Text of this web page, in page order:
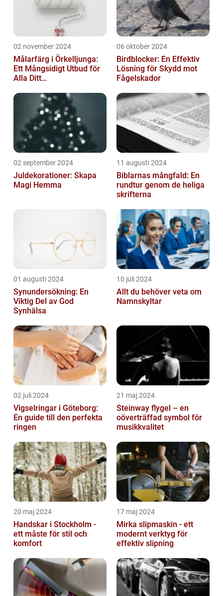
02 november 2024
Målarfärg i Örkelljunga:
Ett Mångsidigt Utbud för
Alla Ditt
06 oktober 2024
Birdblocker: En Effektiv
Lösning för Skydd mot
Fågelskador
02 september 2024
Juldekorationer: Skapa
Magi Hemma
11 augusti 2024
Biblarnas mångfald: En
rundtur genom de heliga
skrifterna
01 augusti 2024
Synundersökning: En
Viktig Del av God
Synhälsa
10 juli 2024
Allt du behöver veta om
Namnskyltar
02 juli 2024
Vigselringar i Göteborg:
En guide till den perfekta
ringen
21 maj 2024
Steinway flygel – en
oöverträffad symbol för
musikkvalitet
20 maj 2024
Handskar i Stockholm -
ett måste för stil och
komfort
17 maj 2024
Mirka slipmaskin - ett
modernt verktyg för
effektiv slipning